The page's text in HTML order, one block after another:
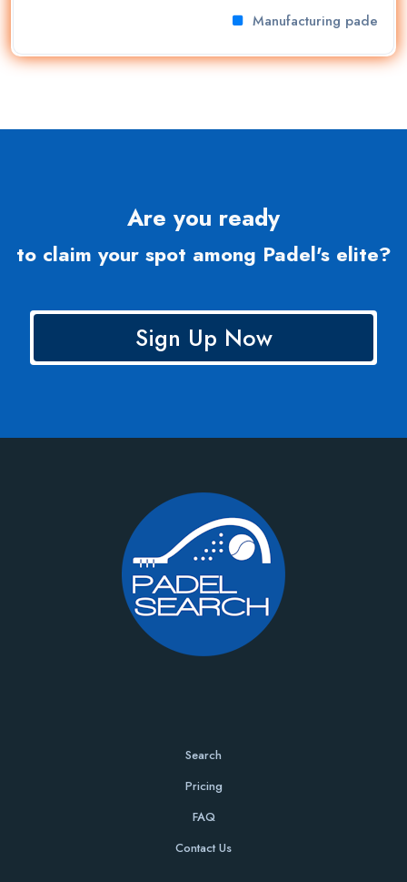
Manufacturing padel
Are you ready
to claim your spot among Padel's elite?
Sign Up Now
Search
Pricing
FAQ
Contact Us